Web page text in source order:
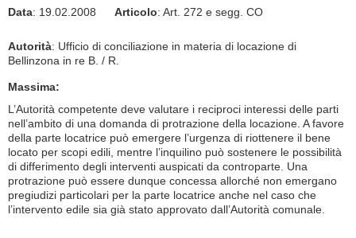
Data: 19.02.2008
Articolo: Art. 272 e segg. CO
Autorità: Ufficio di conciliazione in materia di locazione di
Bellinzona in re B. / R.
Massima:
L’Autorità competente deve valutare i reciproci interessi delle parti
nell’ambito di una domanda di protrazione della locazione. A favore
della parte locatrice può emergere l’urgenza di riottenere il bene
locato per scopi edili, mentre l’inquilino può sostenere le possibilità
di differimento degli interventi auspicati da controparte. Una
protrazione può essere dunque concessa allorché non emergano
pregiudizi particolari per la parte locatrice anche nel caso che
l’intervento edile sia già stato approvato dall’Autorità comunale.